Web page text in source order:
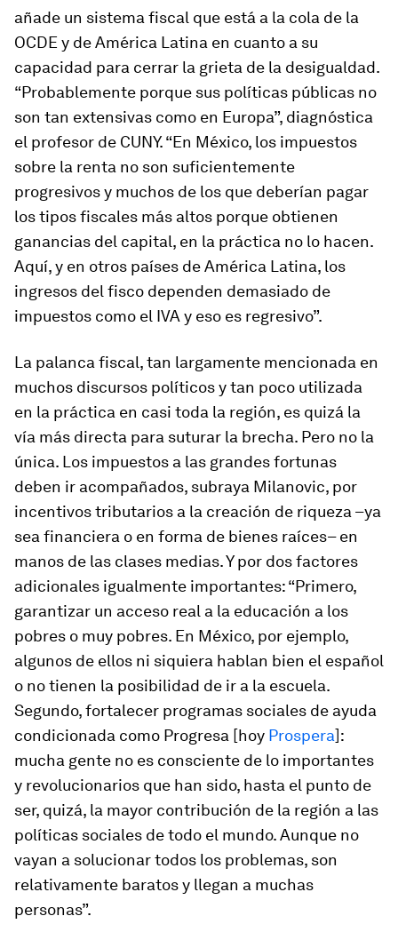
añade un sistema fiscal que está a la cola de la
OCDE y de América Latina en cuanto a su
capacidad para cerrar la grieta de la desigualdad.
“Probablemente porque sus políticas públicas no
son tan extensivas como en Europa”, diagnóstica
el profesor de CUNY. “En México, los impuestos
sobre la renta no son suficientemente
progresivos y muchos de los que deberían pagar
los tipos fiscales más altos porque obtienen
ganancias del capital, en la práctica no lo hacen.
Aquí, y en otros países de América Latina, los
ingresos del fisco dependen demasiado de
impuestos como el IVA y eso es regresivo”.
La palanca fiscal, tan largamente mencionada en
muchos discursos políticos y tan poco utilizada
en la práctica en casi toda la región, es quizá la
vía más directa para suturar la brecha. Pero no la
única. Los impuestos a las grandes fortunas
deben ir acompañados, subraya Milanovic, por
incentivos tributarios a la creación de riqueza –ya
sea financiera o en forma de bienes raíces– en
manos de las clases medias. Y por dos factores
adicionales igualmente importantes: “Primero,
garantizar un acceso real a la educación a los
pobres o muy pobres. En México, por ejemplo,
algunos de ellos ni siquiera hablan bien el español
o no tienen la posibilidad de ir a la escuela.
Segundo, fortalecer programas sociales de ayuda
condicionada como Progresa [hoy Prospera]:
mucha gente no es consciente de lo importantes
y revolucionarios que han sido, hasta el punto de
ser, quizá, la mayor contribución de la región a las
políticas sociales de todo el mundo. Aunque no
vayan a solucionar todos los problemas, son
relativamente baratos y llegan a muchas
personas”.